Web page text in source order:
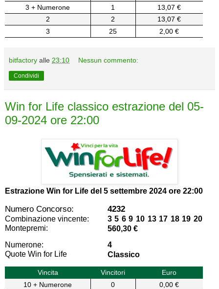
3 + Numerone
1
13,07 €
2
2
13,07 €
3
25 2,00 €
bitfactory alle 23:10 Nessun commento:
Condividi
Win for Life classico estrazione del 05-
09-2024 ore 22:00
Estrazione Win for Life del 5 settembre 2024 ore 22:00
Numero Concorso: 4232
Combinazione vincente:
3 5 6 9 10 13 17 18 19 20
Montepremi:
560,30 €
Numerone:
4
Quote Win for Life
Classico
Vincita Vincitori
Euro
10 + Numerone
0
0,00 €